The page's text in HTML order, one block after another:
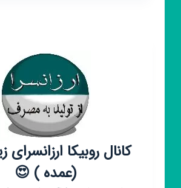
زارعی
کانال روبیکا ارزانسرای
(عمده ) 😍